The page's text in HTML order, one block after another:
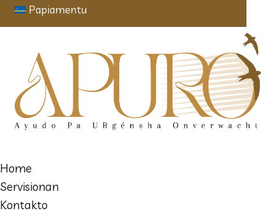
Home
Servisionan
Kontakto
Papiamentu